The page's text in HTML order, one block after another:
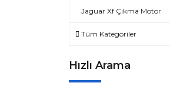
Jaguar Xf Çıkma Motor
Tüm Kategoriler
Hızlı Arama